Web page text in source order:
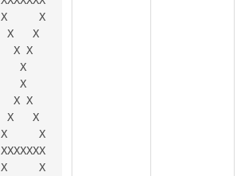
X     X
X   X
  X X
   X
   X
  X X
X   X
X     X
XXXXXXX
X     X